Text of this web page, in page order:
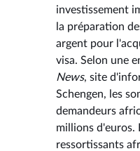
investissement
la préparation
argent pour
visa. Selon une
News, site
Schengen, les
demandeurs
millions d'euros.
ressortissants